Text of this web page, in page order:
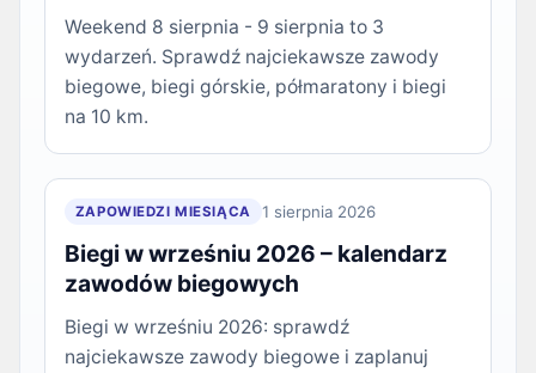
Weekend 8 sierpnia - 9 sierpnia to 3
wydarzeń. Sprawdź najciekawsze zawody
biegowe, biegi górskie, półmaratony i biegi
na 10 km.
ZAPOWIEDZI MIESIĄCA 1 sierpnia 2026
Biegi w wrześniu 2026 – kalendarz
zawodów biegowych
Biegi w wrześniu 2026: sprawdź
najciekawsze zawody biegowe i zaplanuj